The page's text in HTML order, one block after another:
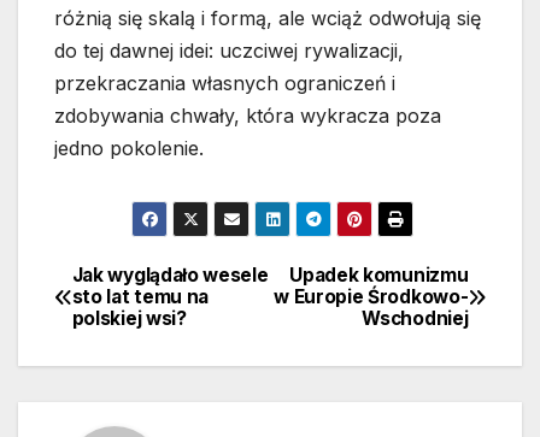
różnią się skalą i formą, ale wciąż odwołują się
do tej dawnej idei: uczciwej rywalizacji,
przekraczania własnych ograniczeń i
zdobywania chwały, która wykracza poza
jedno pokolenie.
Nawigacja
wpisu
Upadek komunizmu
w Europie Środkowo-
Wschodniej
Jak wyglądało wesele
sto lat temu na
polskiej wsi?